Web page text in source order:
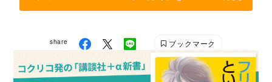
share ブックマーク